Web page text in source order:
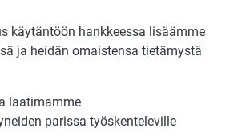
käytäntöön hankkeessa lisäämme
ja heidän omaistensa tietämystä
laatimamme
parissa työskenteleville